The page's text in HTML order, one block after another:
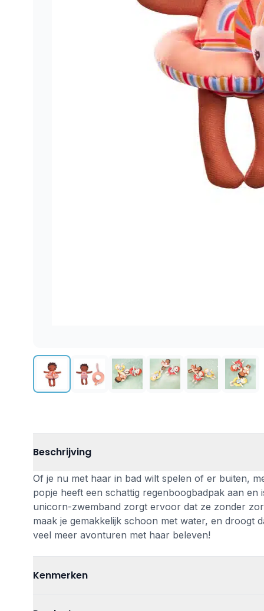
Beschrijving
Of je nu met haar in bad wilt spelen of er buiten,
popje heeft een schattig regenboogbadpak aan
unicorn-zwemband zorgt ervoor dat ze zonder
maak je gemakkelijk schoon met water, en droogt
veel meer avonturen met haar beleven!
Kenmerken